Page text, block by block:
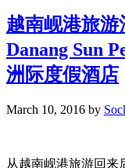
楼
和
Bat
Dat
Hotel
越南岘港旅
Danang Sun
洲际度假酒店
March 10, 2016 by
从越南岘港旅游回来